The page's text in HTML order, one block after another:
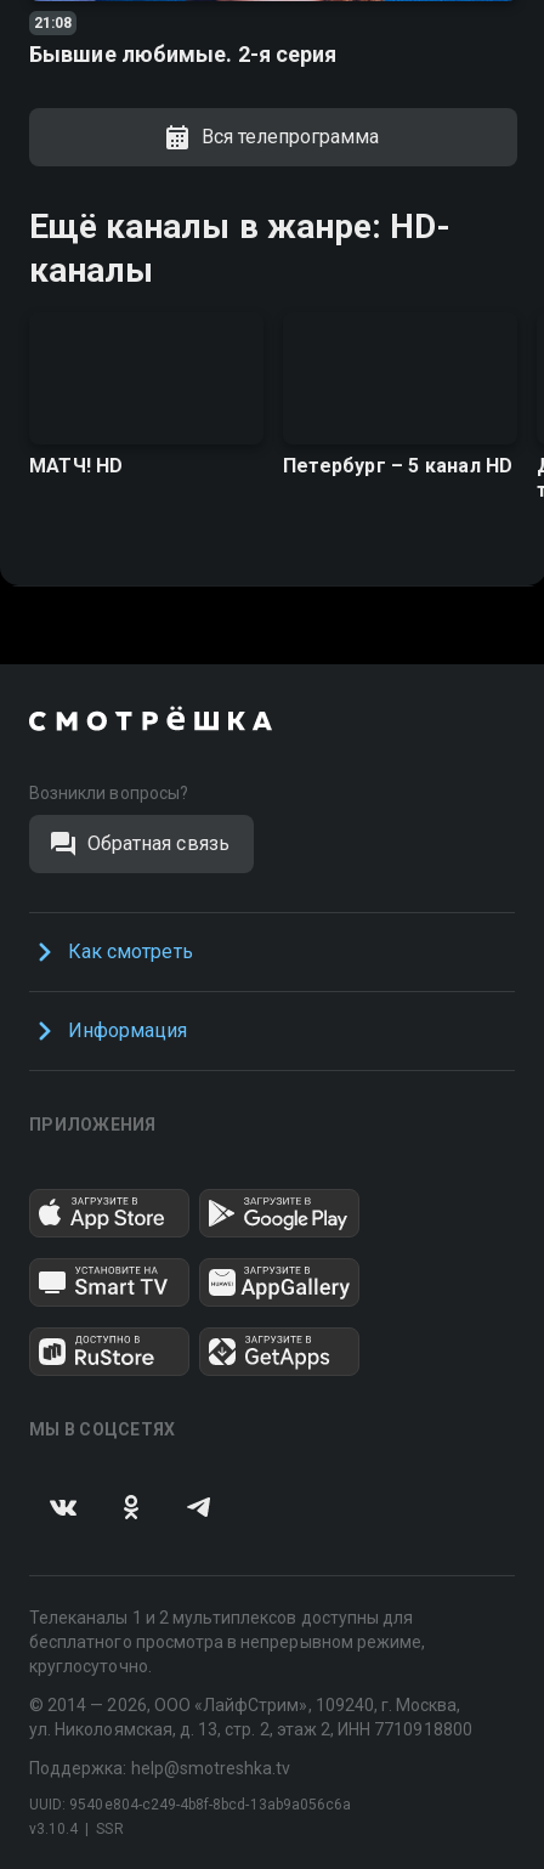
21:08
Бывшие любимые. 2-я серия
Вся телепрограмма
Ещё каналы в жанре: HD-
каналы
МАТЧ! HD Петербург – 5 канал HD
Возникли вопросы?
Обратная связь
Как смотреть
Информация
ПРИЛОЖЕНИЯ
МЫ В СОЦСЕТЯХ
Телеканалы 1 и 2 мультиплексов доступны для
бесплатного просмотра в непрерывном режиме,
круглосуточно.
© 2014 — 2026, ООО «ЛайфСтрим», 109240, г. Москва,
ул. Николоямская, д. 13, стр. 2, этаж 2, ИНН 7710918800
Поддержка: help@smotreshka.tv
v3.10.4 SSR
UUID: 9540e804-c249-4b8f-8bcd-13ab9a056c6a